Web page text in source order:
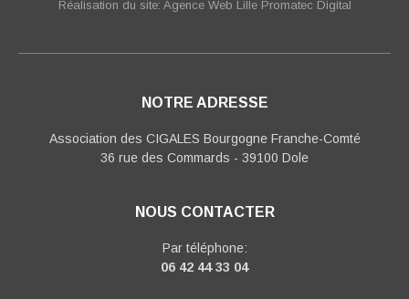
Réalisation du site: Agence Web Lille Promatec Digital
NOTRE ADRESSE
Association des CIGALES Bourgogne Franche-Comté
36 rue des Commards - 39100 Dole
NOUS CONTACTER
Par téléphone:
06 42 44 33 04